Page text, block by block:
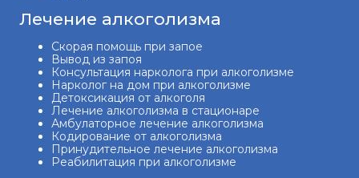
Лечение алкоголизма
Скорая помощь при запое
Вывод из запоя
Консультация нарколога при алкоголизме
Нарколог на дом при алкоголизме
Детоксикация от алкоголя
Лечение алкоголизма в стационаре
Амбулаторное лечение алкоголизма
Кодирование от алкоголизма
Принудительное лечение алкоголизма
Реабилитация при алкоголизме